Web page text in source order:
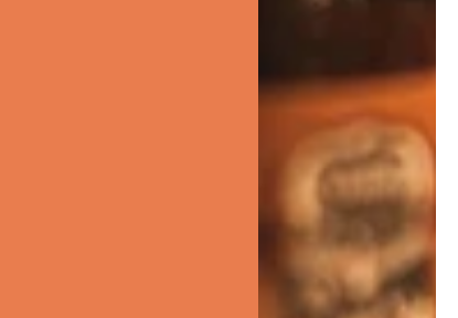
et soignés aux longues
ces tendances peut
avec les besoins
Entre les
soins de la
d’options pour tous
fierté et de confiance
sa vie, vous offrez bien